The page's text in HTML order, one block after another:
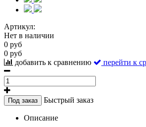
Артикул:
Нет в наличии
0 руб
0 руб
добавить к сравнению
перейти к
Под заказ Быстрый заказ
Описание